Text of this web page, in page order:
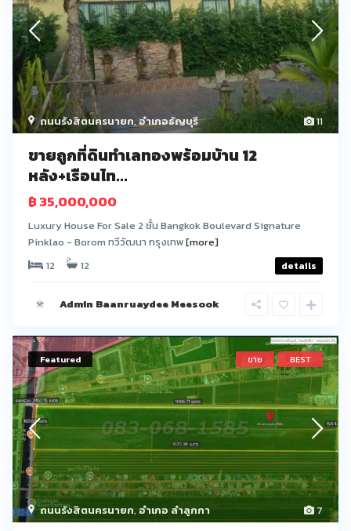
11
ถนนรังสิตนครนายก,อำเภอธัญบุรี
ขายถูกที่ดินทำเลทองพร้อมบ้าน 12
หลัง+เรือนไท...
฿ 35,000,000
Luxury House For Sale 2 ชั้น Bangkok Boulevard Signature
Pinklao - Borom ทวีวัฒนา กรุงเทพ[more]
12
12 details
Admin Baanruaydee Meesook
7
ถนนรังสิตนครนายก, อำเภอ ลำลูกกา
Featured ขาย BEST